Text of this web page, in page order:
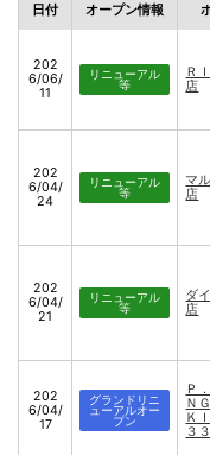
日付 オープン情報
202
6/06/
11
リニューアル
等
Ｒ
店
202
6/04/
24
リニューアル
等
マ
店
202
6/04/
21
リニューアル
等
ダ
店
202
6/04/
17
グランドリニ
ューアルオー
プン
Ｐ
Ｎ
Ｋ
３